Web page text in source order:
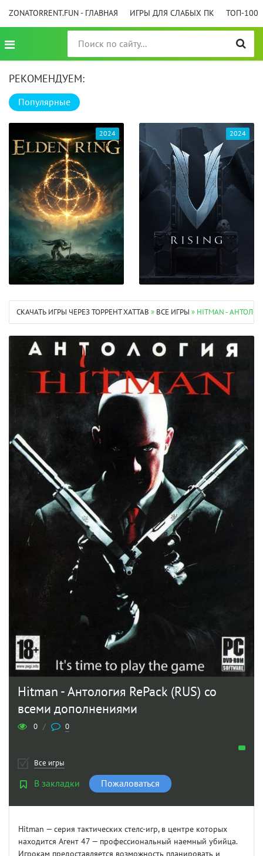
ZONATORRENT.FUN - ГЛАВНАЯ ИГРЫ ДЛЯ СЛАБЫХ ПК ТОП-100
РЕКОМЕНДУЕМ:
Популярные
2024 2024
СКАЧАТЬ ИГРЫ ЧЕРЕЗ ТОРРЕНТ XATTAB » ВСЕ ИГРЫ » HITMAN -
Hitman - Антология RePack (RUS) со
всеми дополнениями
0 / 0
Все игры
В закладки Пожаловаться
Hitman — серия тактических стелс-игр, в центре которых
находится Агент 47 — профессиональный наемный убийца.